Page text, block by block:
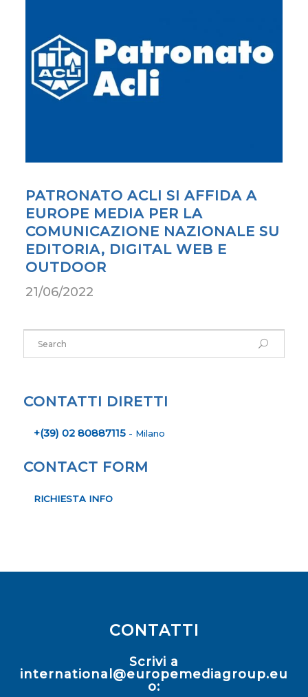
PATRONATO ACLI SI AFFIDA A
EUROPE MEDIA PER LA
COMUNICAZIONE NAZIONALE SU
EDITORIA, DIGITAL WEB E
OUTDOOR
21/06/2022
CONTATTI DIRETTI
+(39) 02 80887115- Milano
CONTACT FORM
RICHIESTA INFO
CONTATTI
Scrivi a
international@europemediagroup.eu
o: